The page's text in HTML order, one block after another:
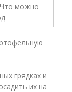
грядках и
их на